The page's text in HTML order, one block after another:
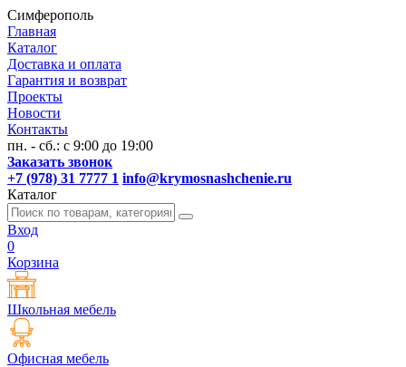
Симферополь
Главная
Каталог
Доставка и оплата
Гарантия и возврат
Проекты
Новости
Контакты
пн. - сб.: с 9:00 до 19:00
Заказать звонок
+7 (978) 31 7777 1 info@krymosnashchenie.ru
Каталог
Вход
0
Корзина
Школьная мебель
Офисная мебель